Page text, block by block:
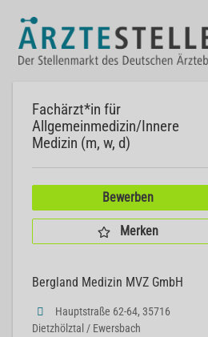
Fachärzt*in für
Allgemeinmedizin/Innere
Medizin (m, w, d)
Bewerben
Merken
Bergland Medizin MVZ GmbH
Hauptstraße 62-64, 35716
Dietzhölztal / Ewersbach